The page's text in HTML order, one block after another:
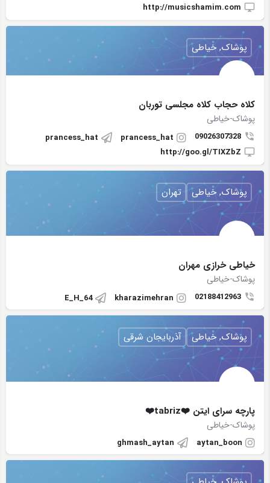
http://musicshamim.com
کلاه حجاب کلاه مجلسی توربان
پوشاک-خیاطی
09026307328
prancess_hat
prancess_hat
http://goo.gl/TIXZbZ
پوشاک, خیاطی
خیاطی خرازی مهران
پوشاک-خیاطی
02188412963
kharazimehran
E_H_64
پوشاک, خیاطی تهران
پارچه سرای ایتن ❤️tabriz❤️
پوشاک-خیاطی
aytan_boon
ghmash_aytan
پوشاک, خیاطی آذربایجان شرقی